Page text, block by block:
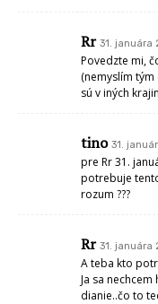
Rr 31. januára
Povedzte mi,
(nemyslím tým
sú v iných
tino 31.
pre Rr 31.
potrebuje
rozum ???
Rr 31. januára
A teba kto
Ja sa
dianie..čo to